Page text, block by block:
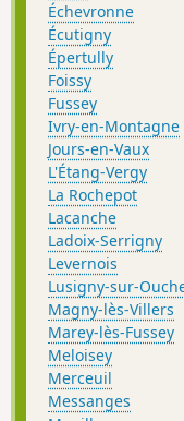
Échevronne
Écutigny
Épertully
Foissy
Fussey
Ivry-en-Montagne
Jours-en-Vaux
L'Étang-Vergy
La Rochepot
Lacanche
Ladoix-Serrigny
Levernois
Lusigny-sur-
Magny-lès-Villers
Marey-lès-Fussey
Meloisey
Merceuil
Messanges